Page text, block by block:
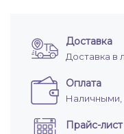
Доставка
Доставка в
Оплата
Наличными,
Прайс-лист